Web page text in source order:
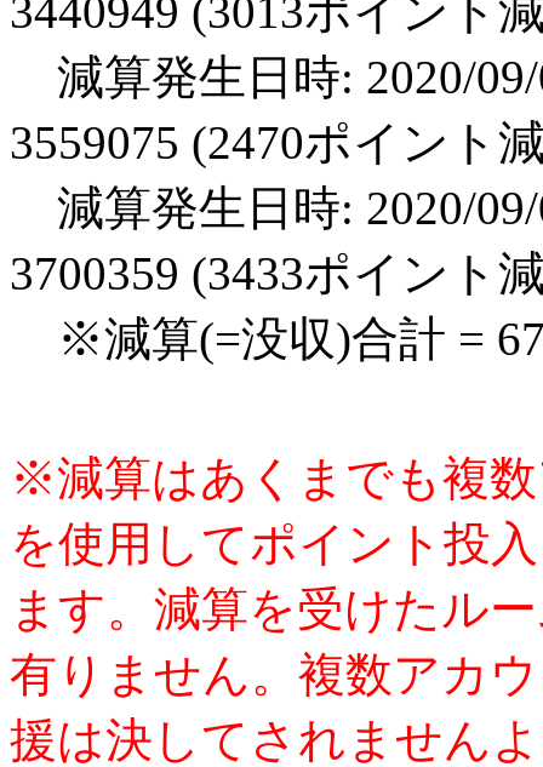
3440949 (3013ポイント
減算発生日時: 2020/
3559075 (2470ポイント
減算発生日時: 2020/
3700359 (3433ポイント
※減算(=没収)合計 =
※減算はあくまでも複
を使用してポイント投
ます。減算を受けたル
有りません。複数アカ
援は決してされません